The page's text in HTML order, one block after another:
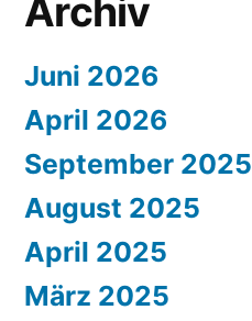
Archiv
Juni 2026
April 2026
September 2025
August 2025
April 2025
März 2025